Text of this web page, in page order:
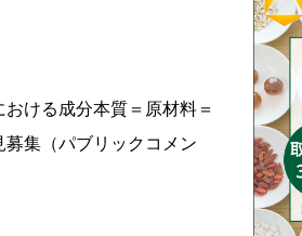
ける成分本質＝原材料＝
集（パブリックコメン